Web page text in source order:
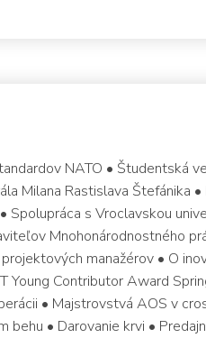
NATO • Študentská
Milana Rastislava Štefánika
Spolupráca s Vroclavskou
Mnohonárodnostného
manažérov • O
Young Contributor Award
• Majstrovstvá AOS v
behu • Darovanie krvi •